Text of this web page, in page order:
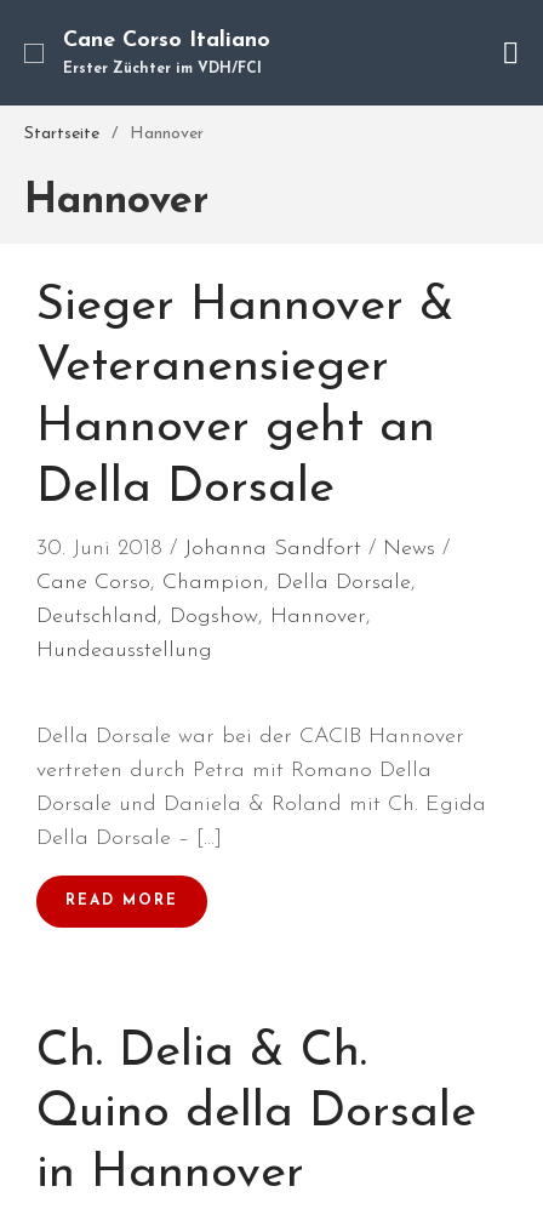
Hundepension
Über mich
Hundevermittlung
Kontakt
Blog
in Hallbergmoos (D)!
Voller Erfolg in Arnhem (NL)!
Zino Della Dorsale sucht ein
Juli 2026
Mai 2026
Cane Corso Italiano
Erster Züchter im VDH/FCI
Startseite / Hannover
Hannover
Sieger Hannover &
Veteranensieger
Hannover geht an
Della Dorsale
30. Juni 2018 Johanna Sandfort
News
Cane Corso, Champion, Della Dorsale,
Deutschland, Dogshow, Hannover,
Hundeausstellung
Della Dorsale war bei der CACIB Hannover
vertreten durch Petra mit Romano Della
Dorsale und Daniela & Roland mit Ch. Egida
Della Dorsale – […]
READ MORE
Ch. Delia & Ch.
Quino della Dorsale
in Hannover